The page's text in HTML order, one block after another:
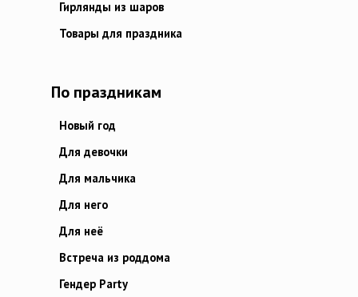
Гирлянды из шаров
Товары для праздника
По праздникам
Новый год
Для девочки
Для мальчика
Для него
Для неё
Встреча из роддома
Гендер Party